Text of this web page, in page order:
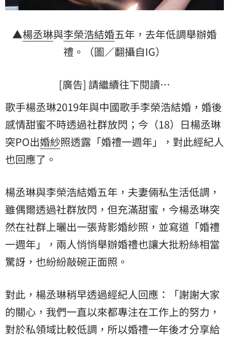
▲楊丞琳與李榮浩結婚五年，去年低調舉辦婚
禮 。（圖／翻攝自IG）
[廣告] 請繼續往下閱讀…
歌手楊丞琳2019年與中國歌手李榮浩結婚，婚後
感情甜蜜不時透過社群放閃；今（18）日楊丞琳
突PO出婚紗照透露「婚禮一週年」，對此經紀人
也回應了。
楊丞琳與李榮浩結婚五年，夫妻倆私生活低調，
雖偶爾透過社群放閃，但充滿甜蜜，今楊丞琳突
然在社群上曬出一張背影婚紗照，並寫道「婚禮
一週年」，兩人悄悄舉辦婚禮也讓大批粉絲相當
驚訝，也紛紛敲碗正面照。
對此，楊丞琳稍早透過經紀人回應：「謝謝大家
的關心，我們一直以來都專注在工作上的努力，
對於私領域比較低調，所以婚禮一年後才分享給